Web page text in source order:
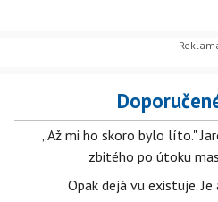
„Až mi ho skoro bylo líto."
zbitého po útoku
Opak dejá vu existuje.